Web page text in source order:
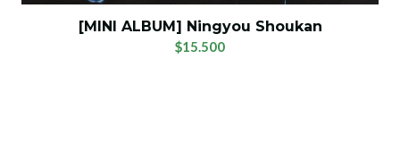
[MINI ALBUM] Ningyou Shoukan
$15.500